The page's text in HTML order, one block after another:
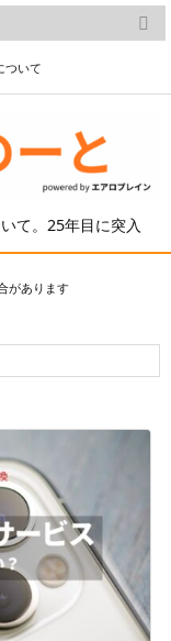
て。25年目に突入

メニュー

検索
ついて
があります